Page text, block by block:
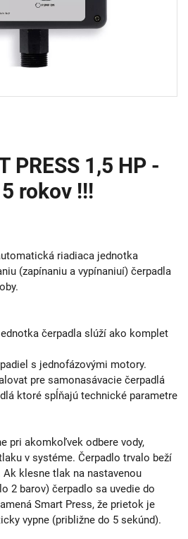
PRESS 1,5 HP -
rokov !!!
riadiaca jednotka
(zapínaniu a vypínaniuí) čerpadla
čerpadla slúží ako komplet
s jednofázovými motory.
pre samonasávacie čerpadlá
ktoré spĺňajú technické parametre
pri akomkoľvek odbere vody,
v systéme. Čerpadlo trvalo beží
Ak klesne tlak na nastavenou
2 barov) čerpadlo sa uvedie do
Smart Press, že prietok je
vypne (približne do 5 sekúnd).